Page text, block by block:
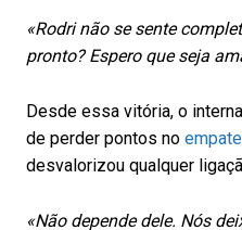
«Rodri não se sente
pronto? Espero que seja
Desde essa vitória, o
de perder pontos no
desvalorizou qualquer
«Não depende dele. Nós